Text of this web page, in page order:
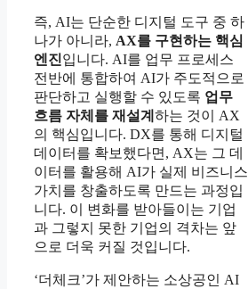
즉, AI는 단순한 디지털 도구 중 하
나가 아니라, AX를 구현하는 핵심
엔진입니다. AI를 업무 프로세스
전반에 통합하여 AI가 주도적으로
판단하고 실행할 수 있도록 업무
흐름 자체를 재설계 하는 것이 AX
의 핵심입니다. DX를 통해 디지털
데이터를 확보했다면, AX는 그 데
이터를 활용해 AI가 실제 비즈니스
가치를 창출하도록 만드는 과정입
니다. 이 변화를 받아들이는 기업
과 그렇지 못한 기업의 격차는 앞
으로 더욱 커질 것입니다.
‘더체크’가 제안하는 소상공인 AI